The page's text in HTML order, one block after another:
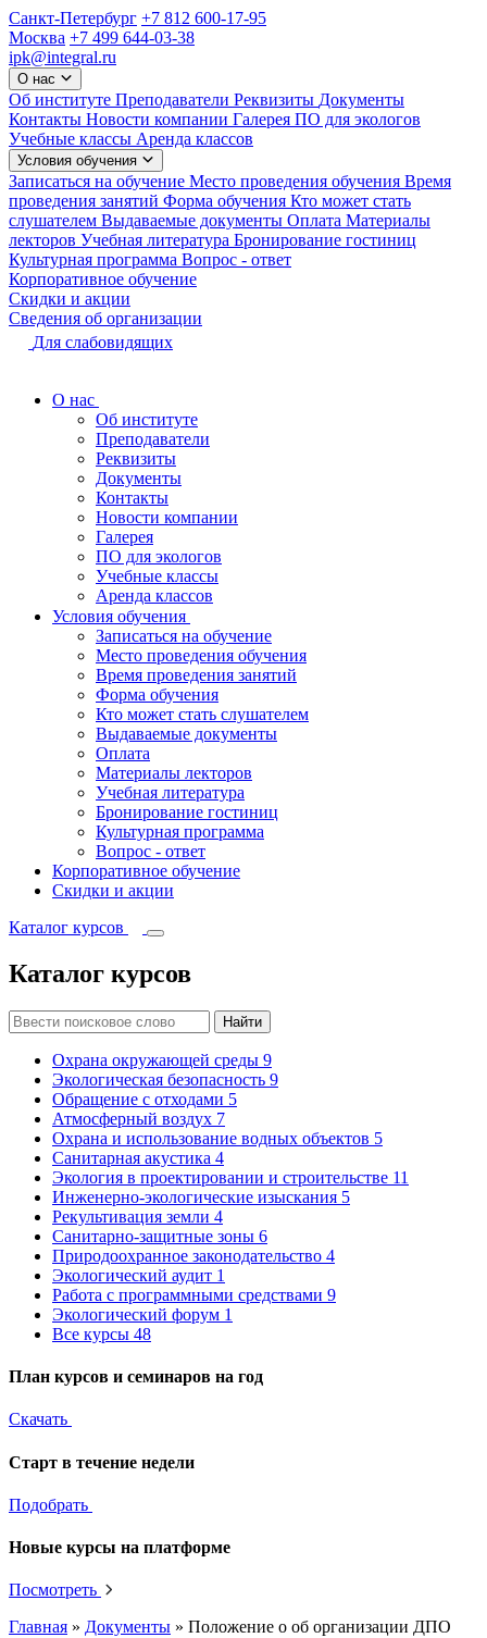
Санкт-Петербург +7 812 600-17-95
Москва +7 499 644-03-38
ipk@integral.ru
О нас
Об институте Преподаватели Реквизиты Документы
Контакты Новости компании Галерея ПО для экологов
Учебные классы Аренда классов
Условия обучения
Записаться на обучение Место проведения обучения Время
проведения занятий Форма обучения Кто может стать
слушателем Выдаваемые документы Оплата Материалы
лекторов Учебная литература Бронирование гостиниц
Культурная программа Вопрос - ответ
Корпоративное обучение
Скидки и акции
Сведения об организации
Для слабовидящих
О нас
Об институте
Преподаватели
Реквизиты
Документы
Контакты
Новости компании
Галерея
ПО для экологов
Учебные классы
Аренда классов
Условия обучения
Записаться на обучение
Место проведения обучения
Время проведения занятий
Форма обучения
Кто может стать слушателем
Выдаваемые документы
Оплата
Материалы лекторов
Учебная литература
Бронирование гостиниц
Культурная программа
Вопрос - ответ
Корпоративное обучение
Скидки и акции
Каталог курсов
Каталог курсов
Найти
Охрана окружающей среды 9
Экологическая безопасность 9
Обращение с отходами 5
Атмосферный воздух 7
Охрана и использование водных объектов 5
Санитарная акустика 4
Экология в проектировании и строительстве 11
Инженерно-экологические изыскания 5
Рекультивация земли 4
Санитарно-защитные зоны 6
Природоохранное законодательство 4
Экологический аудит 1
Работа с программными средствами 9
Экологический форум 1
Все курсы 48
План курсов и семинаров на год
Скачать
Старт в течение недели
Подобрать
Новые курсы на платформе
Посмотреть
Главная » Документы » Положение о об организации ДПО